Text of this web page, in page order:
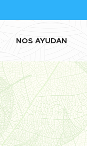
NOS AYUDAN